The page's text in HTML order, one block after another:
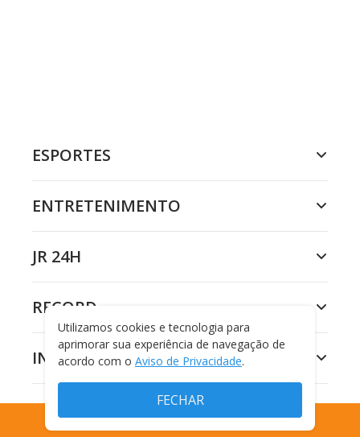
ESPORTES
ENTRETENIMENTO
JR 24H
RECORD
INSTITUCIONAL
Utilizamos cookies e tecnologia para
aprimorar sua experiência de navegação de
acordo com o Aviso de Privacidade.
FECHAR